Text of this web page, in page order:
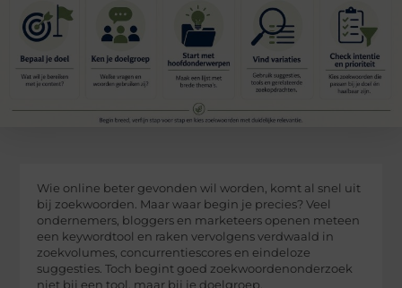
Wie online beter gevonden wil worden, komt al snel uit
bij zoekwoorden. Maar waar begin je precies? Veel
ondernemers, bloggers en marketeers openen meteen
een keywordtool en raken vervolgens verdwaald in
zoekvolumes, concurrentiescores en eindeloze
suggesties. Toch begint goed zoekwoordenonderzoek
niet bij een tool, maar bij je doelgroep.